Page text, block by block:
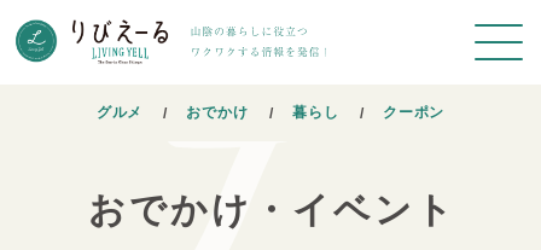
グルメ おでかけ 暮らし クーポン
おでかけ・イベント